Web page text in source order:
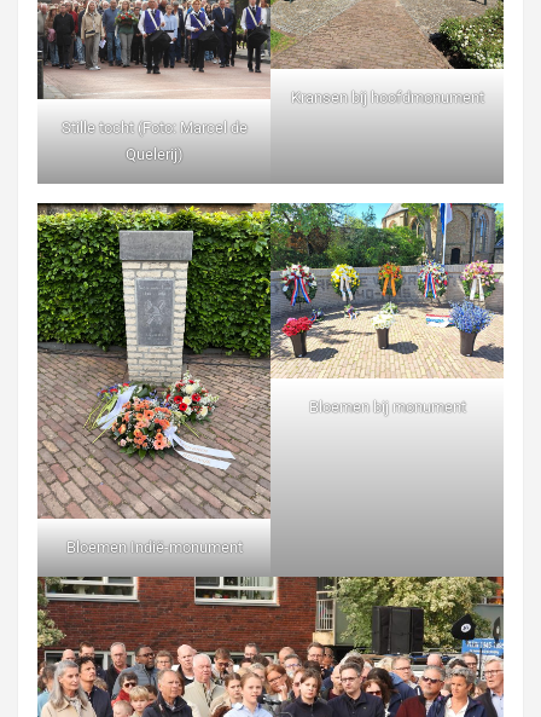
Stille tocht (Foto: Marcel de
Quelerij)
Kransen bij hoofdmonument
Bloemen Indië-monument
Bloemen bij monument